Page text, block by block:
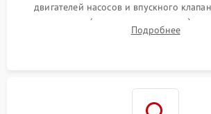
двигателей насосов и впускного
прессостата (датчика уровня воды),
концевика дверцы и электронного
Подробнее